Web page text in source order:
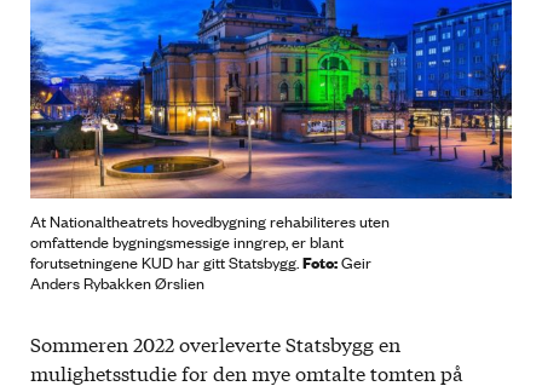
At Nationaltheatrets hovedbygning rehabiliteres uten
omfattende bygningsmessige inngrep, er blant
forutsetningene KUD har gitt Statsbygg.Foto:Geir
Anders Rybakken Ørslien
Sommeren 2022 overleverte Statsbygg en
mulighetsstudie for den mye omtalte tomten på